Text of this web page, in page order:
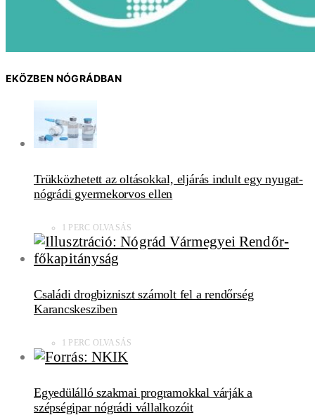
EKÖZBEN NÓGRÁDBAN
Trükközhetett az oltásokkal, eljárás indult egy nyugat-
nógrádi gyermekorvos ellen
1 PERC OLVASÁS
Családi drogbizniszt számolt fel a rendőrség
Karancskesziben
1 PERC OLVASÁS
Egyedülálló szakmai programokkal várják a
szépségipar nógrádi vállalkozóit